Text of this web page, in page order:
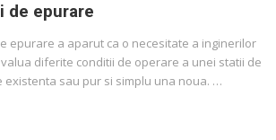
de epurare
epurare a aparut ca o necesitate a inginerilor
diferite conditii de operare a unei statii de
existenta sau pur si simplu una noua. …